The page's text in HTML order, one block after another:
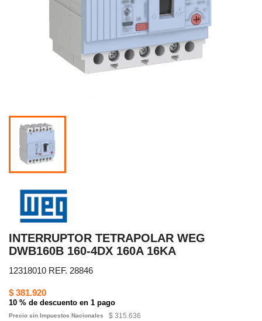
INTERRUPTOR TETRAPOLAR WEG
DWB160B 160-4DX 160A 16KA
12318010 REF. 28846
$ 381.920
10 % de descuento en 1 pago
Precio sin Impuestos Nacionales $ 315.636